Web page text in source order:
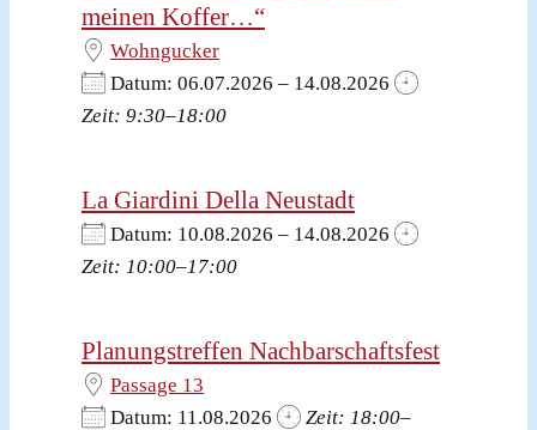
meinen Koffer…“
Wohngucker
Datum: 06.07.2026 – 14.08.2026
Zeit: 9:30–18:00
La Giardini Della Neustadt
Datum: 10.08.2026 – 14.08.2026
Zeit: 10:00–17:00
Planungstreffen Nachbarschaftsfest
Passage 13
Datum: 11.08.2026
Zeit: 18:00–